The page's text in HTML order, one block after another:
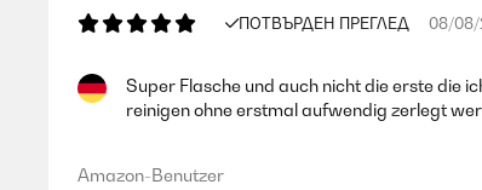
ПОТВЪРДЕН ПРЕГЛЕД 08/
Super Flasche und auch nicht die erste die
reinigen ohne erstmal aufwendig zerlegt
Amazon-Benutzer